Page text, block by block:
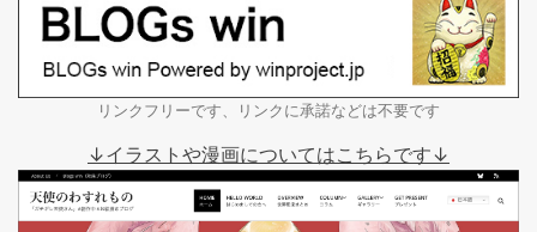
リンクフリーです、リンクに承諾などは不要です
↓イラストや漫画についてはこちらです↓